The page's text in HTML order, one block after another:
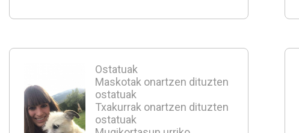
Ostatuak
Maskotak onartzen dituzten
ostatuak
Txakurrak onartzen dituzten
ostatuak